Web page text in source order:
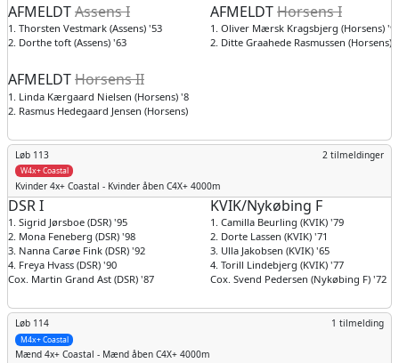
AFMELDTAssens I
1. Thorsten Vestmark (Assens) '53
2. Dorthe toft (Assens) '63
AFMELDTHorsens I
1. Oliver Mærsk Kragsbjerg (Horsens)
2. Ditte Graahede Rasmussen (Horsens)
AFMELDTHorsens II
1. Linda Kærgaard Nielsen (Horsens) '80
2. Rasmus Hedegaard Jensen (Horsens) '93
Løb 113 2 tilmeldinger
W4x+ Coastal
Kvinder 4x+ Coastal - Kvinder åben C4X+ 4000m
DSR I
1. Sigrid Jørsboe (DSR) '95
2. Mona Feneberg (DSR) '98
3. Nanna Carøe Fink (DSR) '92
4. Freya Hvass (DSR) '90
Cox. Martin Grand Ast (DSR) '87
KVIK/Nykøbing F
1. Camilla Beurling (KVIK) '79
2. Dorte Lassen (KVIK) '71
3. Ulla Jakobsen (KVIK) '65
4. Torill Lindebjerg (KVIK) '77
Cox. Svend Pedersen (Nykøbing F) '72
Løb 114 1 tilmelding
M4x+ Coastal
Mænd 4x+ Coastal - Mænd åben C4X+ 4000m